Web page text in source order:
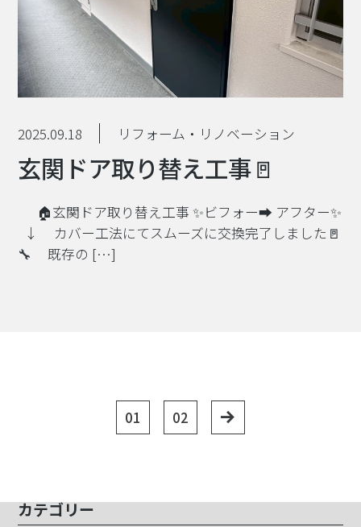
2025.09.18 リフォーム・リノベーション
玄関ドア取り替え工事🚪
🏠玄関ドア取り替え工事 ✨ビフォー➡︎ アフター✨
↓ カバー工法にてスムーズに交換完了しました🚪
🔧 既存の […]
01 02
カテゴリー